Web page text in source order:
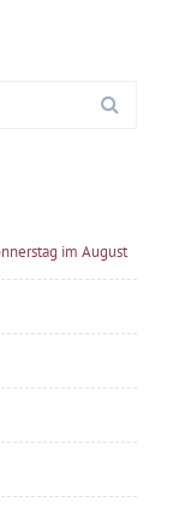
im August